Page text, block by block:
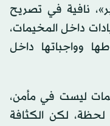
نافية في تصريح
داخل المخيمات،
وواجباتها داخل
ليست في مأمن،
لكن الكثافة